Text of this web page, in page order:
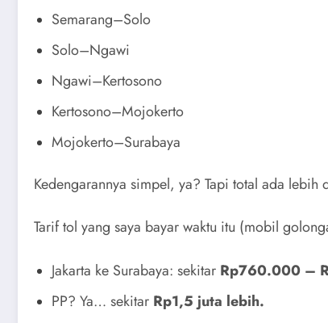
Semarang–Solo
Solo–Ngawi
Ngawi–Kertosono
Kertosono–Mojokerto
Mojokerto–Surabaya
Kedengarannya simpel, ya? Tapi total ada lebih
Tarif tol yang saya bayar waktu itu (mobil
Jakarta ke Surabaya: sekitar Rp760.000 –
PP? Ya… sekitar Rp1,5 juta lebih.